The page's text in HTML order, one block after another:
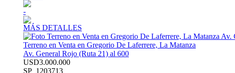
-
MÁS DETALLES
Terreno en Venta en Gregorio De Laferrere, La Matanza
Av. General Rojo (Ruta 21) al 600
USD3.000.000
SP_1203713